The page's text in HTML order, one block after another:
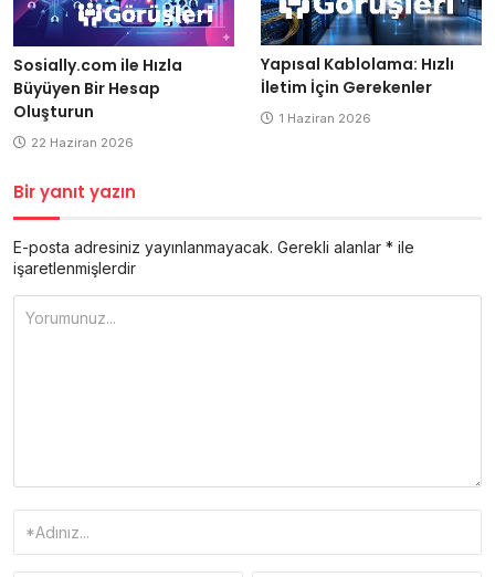
Sosially.com ile Hızla
Büyüyen Bir Hesap
Oluşturun
22 Haziran 2026
Yapısal Kablolama: Hızlı
İletim İçin Gerekenler
1 Haziran 2026
Bir yanıt yazın
E-posta adresiniz yayınlanmayacak. Gerekli alanlar * ile
işaretlenmişlerdir